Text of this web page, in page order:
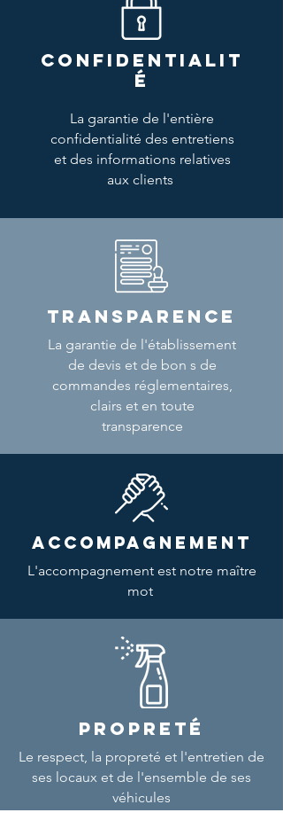
CONFIDENTIALIT
É
La garantie de l'entière
confidentialité des entretiens
et des informations relatives
aux clients
TRANSPARENCE
La garantie de l'établissement
de devis et de bon s de
commandes réglementaires,
clairs et en toute
transparence
ACCOMPAGNEMENT
L'accompagnement est notre maître
mot
PROPRETÉ
Le respect, la propreté et l'entretien de
ses locaux et de l'ensemble de ses
véhicules